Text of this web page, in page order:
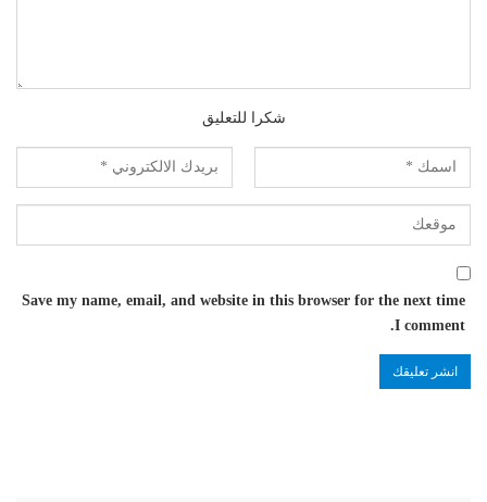
شكرا للتعليق
Save my name, email, and website in this browser for the next time
I comment.